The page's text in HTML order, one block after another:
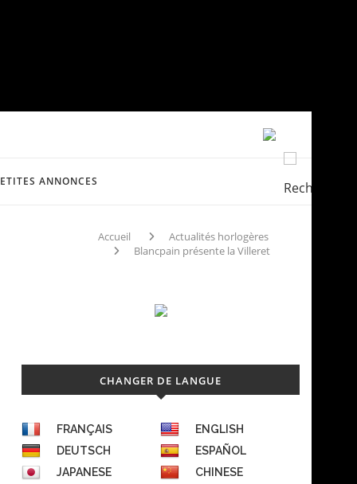
ANNONCES
Accueil
Actualités horlogères
Blancpain présente la Villeret
CHANGER DE LANGUE
FRANÇAIS
ENGLISH
DEUTSCH
ESPAÑOL
JAPANESE
CHINESE